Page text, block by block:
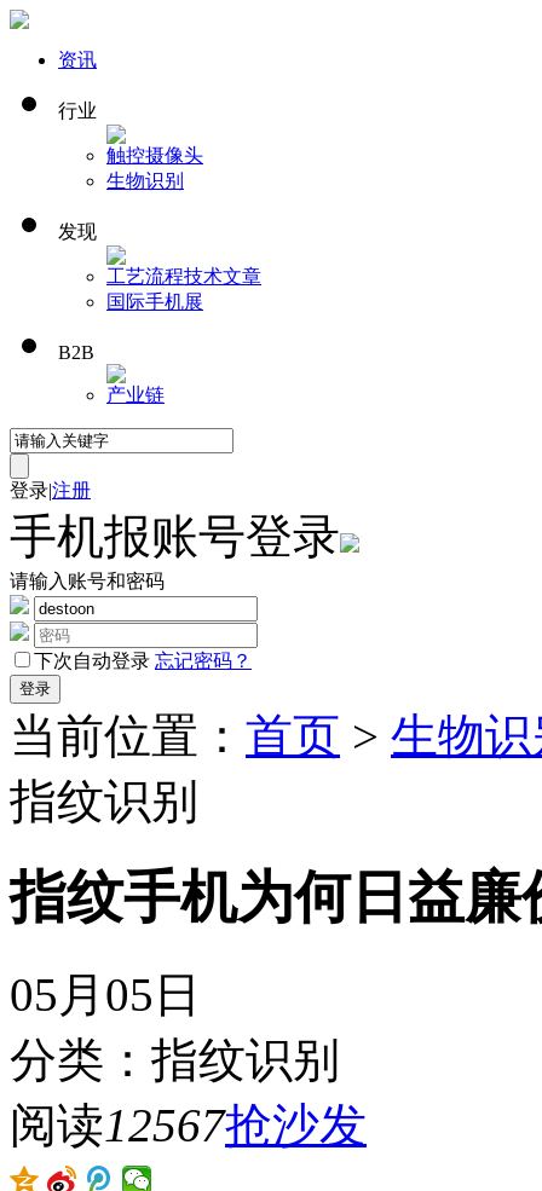
资讯
行业
触控摄像头
生物识别
发现
工艺流程技术文章
国际手机展
B2B
产业链
登录|注册
手机报账号登录
请输入账号和密码
下次自动登录 忘记密码？
当前位置： 首页 > 生物
指纹识别
指纹手机为何日益
05月05日
分类：指纹识别
阅读12567抢沙发